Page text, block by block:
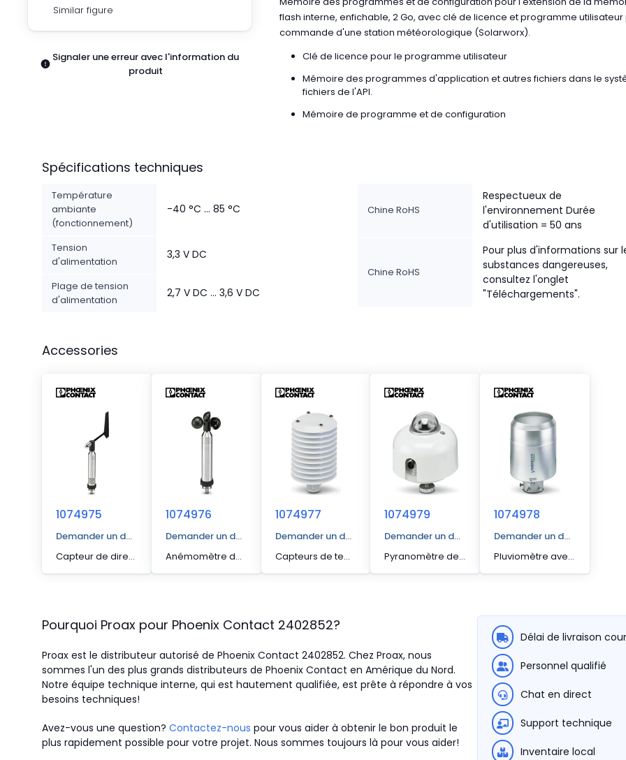
Pneumatiques
Robotique
Capteurs et vision industrielle
Similar figure
Signaler une erreur avec l'information du
produit
flash interne, enfichable, 2 Go, avec clé de licence et programme utilisateur
commande d'une station météorologique (Solarworx).
Clé de licence pour le programme utilisateur
Mémoire des programmes d'application et autres fichiers dans le
fichiers de l'API.
Mémoire de programme et de configuration
Spécifications techniques
Température
ambiante
(fonctionnement)
-40 °C ... 85 °C
Tension
d'alimentation
3,3 V DC
Plage de tension
d'alimentation
2,7 V DC ... 3,6 V DC
Chine RoHS
Respectueux de
l'environnement Durée
d'utilisation = 50 ans
Chine RoHS
Pour plus d'informations sur
substances dangereuses,
consultez l'onglet
"Téléchargements".
Accessories
1074975
Demander un devis
Capteur de direction du vent de marque Lambrecht Meteo GmbH. La valeur mesurée est disponible via Modbus RTU (RS-485).
1074976
Demander un devis
Anémomètre de marque Lambrecht Meteo GmbH. La valeur mesurée est disponible par le Modbus RTU (RS-485).
1074977
Demander un devis
Capteurs de température, d'humidité de l’air et de pression atmosphérique de la marque Lambrecht Meteo GmbH, avec support. La valeur mesurée est disponible via Modbus/RTU (RS-485).
1074979
Demander un devis
Pyranomètre de marque Lambrecht Meteo GmbH, sert à mesurer l’intensité de rayonnement en W/m2 avec un angle d’ouverture de 180°. La valeur mesurée est disponible via Modbus/RTU (RS-485). Conforme à la classe de précision « Secondary Standard » selon ISO 9060
1074978
Demander un devis
Pluviomètre avec technologie de pesage de marque Lambrecht Meteo GmbH, pour mesurer le volume et l'intensité des précipitations, non chauffé. La valeur mesurée est disponible via Modbus/RTU (RS-485).
Pourquoi Proax pour Phoenix Contact 2402852?
Proax est le distributeur autorisé de Phoenix Contact 2402852. Chez Proax, nous
sommes l'un des plus grands distributeurs de Phoenix Contact en Amérique du Nord.
Notre équipe technique interne, qui est hautement qualifiée, est prête à répondre à vos
besoins techniques!
Avez-vous une question? Contactez-nous pour vous aider à obtenir le bon produit le
plus rapidement possible pour votre projet. Nous sommes toujours là pour vous aider!
Délai de livraison
Personnel qualifié
Chat en direct
Support technique
Inventaire local